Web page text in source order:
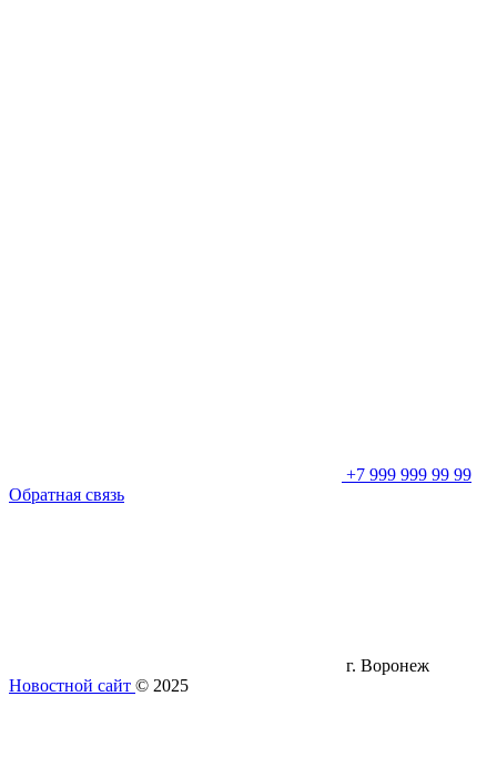
+7 999 999 99 99
Обратная связь
г. Воронеж
Новостной сайт © 2025